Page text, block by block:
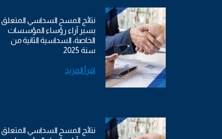
نتائج المسح السداسي المتعلق
بسبر آراء رؤساء المؤسسات
الخاصة، السداسية الثانية من
سنة 2025
اقرأ المزيد
نتائج المسح السداسي المتعلق